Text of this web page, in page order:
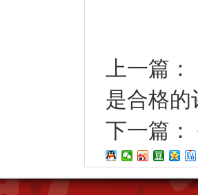
上一篇：
是合格的
下一篇：